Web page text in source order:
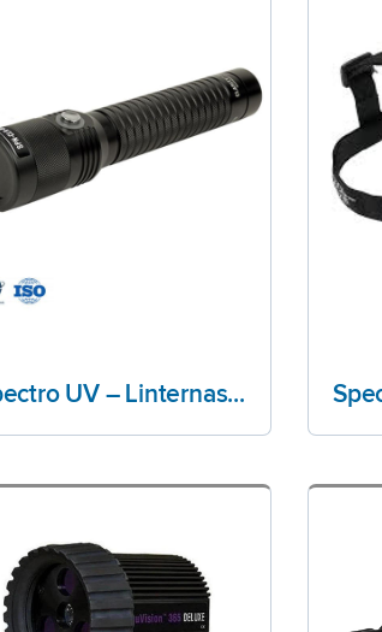
Spectro UV – Linternas CLR